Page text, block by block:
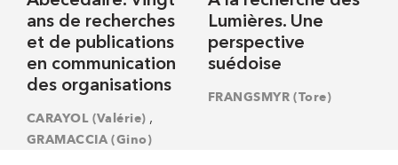
ans de recherches
et de publications
en communication
des organisations
CARAYOL (Valérie) ,
GRAMACCIA (Gino)
Lumières. Une
perspective
suédoise
FRANGSMYR (Tore)